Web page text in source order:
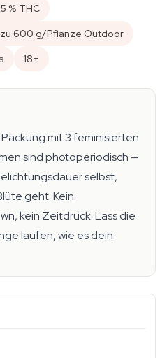
% THC
600 g/Pflanze Outdoor
18+
mit 3 feminisierten
sind photoperiodisch —
selbst,
geht. Kein
kein Zeitdruck. Lass die
laufen, wie es dein